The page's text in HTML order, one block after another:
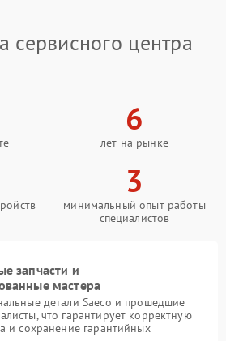
сервисного центра
6
лет на рынке
3
минимальный опыт работы
специалистов
запчасти и
мастера
детали Saeco и прошедшие
что гарантирует корректную
и сохранение гарантийных